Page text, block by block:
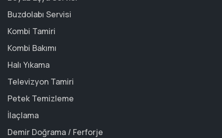
Buzdolabı Servisi
Kombi Tamiri
Kombi Bakımı
Halı Yıkama
Televizyon Tamiri
Petek Temizleme
İlaçlama
Demir Doğrama / Ferforje